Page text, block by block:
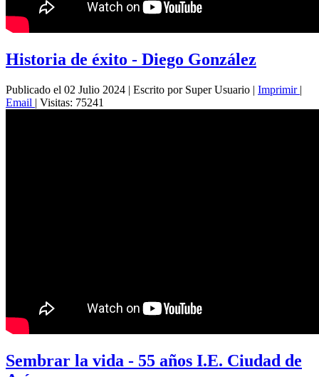
Historia de éxito - Diego González
Publicado el 02 Julio 2024 | Escrito por Super Usuario | Imprimir |
Email | Visitas: 75241
Sembrar la vida - 55 años I.E. Ciudad de